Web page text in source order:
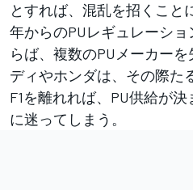
とすれば、混乱を招くこと
年からのPUレギュレーシ
らば、複数のPUメーカー
ディやホンダは、その際た
F1を離れれば、PU供給が
に迷ってしまう。